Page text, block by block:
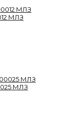
МЛЗ
МЛЗ